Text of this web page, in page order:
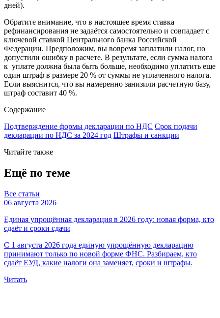
дней).
Обратите внимание, что в настоящее время ставка
рефинансирования не задаётся самостоятельно и совпадает с
ключевой ставкой Центрального банка Российской
Федерации. Предположим, вы вовремя заплатили налог, но
допустили ошибку в расчете. В результате, если сумма налога
к уплате должна была быть больше, необходимо уплатить еще
один штраф в размере 20 % от суммы не уплаченного налога.
Если выяснится, что вы намеренно занизили расчетную базу,
штраф составит 40 %.
Содержание
Подтверждение формы декларации по НДС Срок подачи
декларации по НДС за 2024 год Штрафы и санкции
Читайте также
Ещё по теме
Все статьи
06 августа 2026
Единая упрощённая декларация в 2026 году: новая форма, кто
сдаёт и сроки сдачи
С 1 августа 2026 года единую упрощённую декларацию
принимают только по новой форме ФНС. Разбираем, кто
сдаёт ЕУД, какие налоги она заменяет, сроки и штрафы.
Читать